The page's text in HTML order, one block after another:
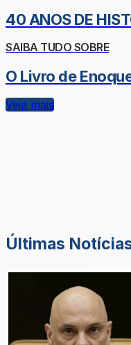
40 ANOS DE
SAIBA TUDO SOBRE
O Livro de
Veja mais
Últimas